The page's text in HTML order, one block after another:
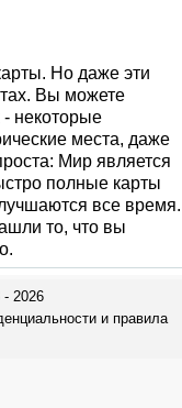
Но даже эти
Вы можете
- некоторые
места, даже
Мир является
полные карты
все время.
то, что вы
2026
и правила